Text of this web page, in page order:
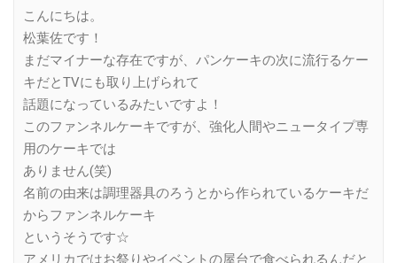
こんにちは。
松葉佐です！
まだマイナーな存在ですが、パンケーキの次に流行るケー
キだとTVにも取り上げられて
話題になっているみたいですよ！
このファンネルケーキですが、強化人間やニュータイプ専
用のケーキでは
ありません(笑)
名前の由来は調理器具のろうとから作られているケーキだ
からファンネルケーキ
というそうです☆
アメリカではお祭りやイベントの屋台で食べられるんだと